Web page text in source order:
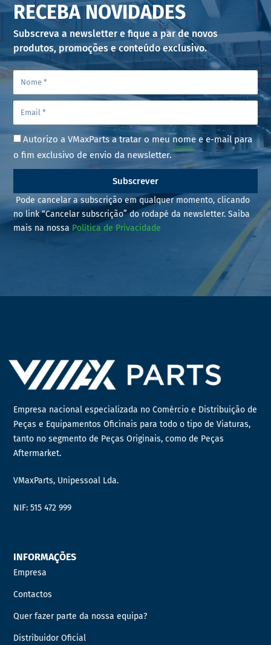
RECEBA NOVIDADES
Subscreva a newsletter e fique a par de novos
produtos, promoções e conteúdo exclusivo.
Autorizo a VMaxParts a tratar o meu nome e e-mail para
o fim exclusivo de envio da newsletter.
Subscrever
Pode cancelar a subscrição em qualquer momento, clicando
no link “Cancelar subscrição” do rodapé da newsletter. Saiba
mais na nossa Política de Privacidade
Empresa nacional especializada no Comércio e Distribuição de
Peças e Equipamentos Oficinais para todo o tipo de Viaturas,
tanto no segmento de Peças Originais, como de Peças
Aftermarket.
VMaxParts, Unipessoal Lda.
NIF: 515 472 999
INFORMAÇÕES
Empresa
Contactos
Quer fazer parte da nossa equipa?
Distribuidor Oficial